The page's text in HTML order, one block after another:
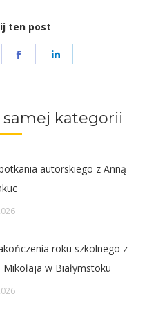
ten post
Share
kategorii
autorskiego z Anną
roku szkolnego z
w Białymstoku